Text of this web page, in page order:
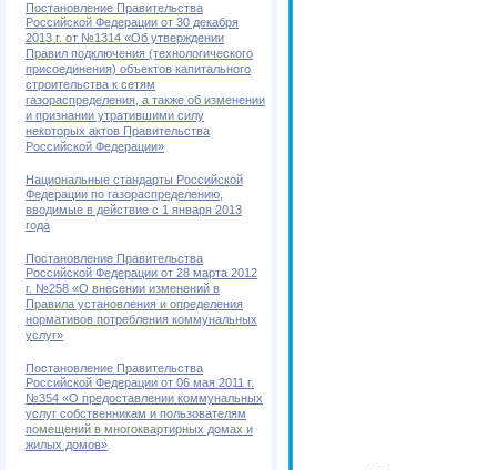
Постановление Правительства
Российской Федерации от 30 декабря
2013 г. от №1314 «Об утверждении
Правил подключения (технологического
присоединения) объектов капитального
строительства к сетям
газораспределения, а также об изменении
и признании утратившими силу
некоторых актов Правительства
Российской Федерации»
Национальные стандарты Российской
Федерации по газораспределению,
вводимые в действие с 1 января 2013
года
Постановление Правительства
Российской Федерации от 28 марта 2012
г. №258 «О внесении изменений в
Правила установления и определения
нормативов потребления коммунальных
услуг»
Постановление Правительства
Российской Федерации от 06 мая 2011 г.
№354 «О предоставлении коммунальных
услуг собственникам и пользователям
помещений в многоквартирных домах и
жилых домов»